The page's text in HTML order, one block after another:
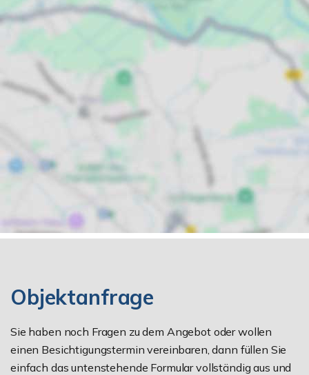
Objektanfrage
Sie haben noch Fragen zu dem Angebot oder wollen
einen Besichtigungstermin vereinbaren, dann füllen Sie
einfach das untenstehende Formular vollständig aus und